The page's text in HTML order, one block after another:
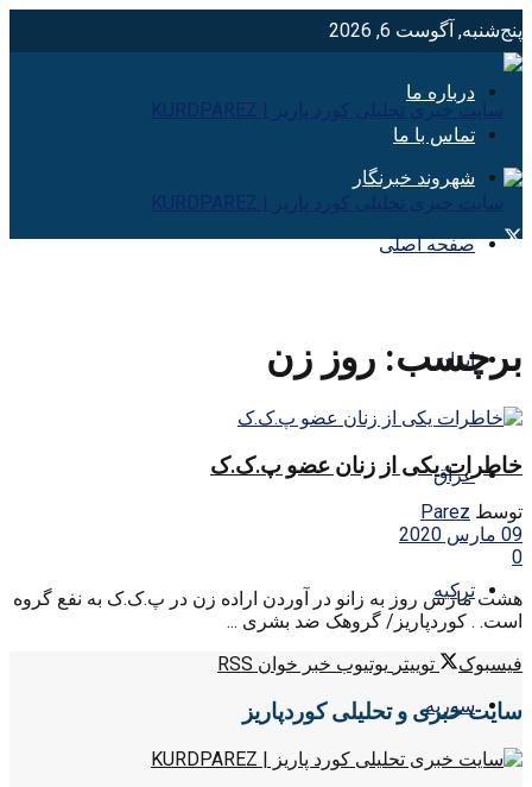
پنج‌شنبه, آگوست 6, 2026
درباره ما
تماس با ما
شهروند خبرنگار
صفحه اصلی
ایران
عراق
ترکیه
سوریه
برچسب: روز زن
خاطرات یکی از زنان عضو پ.ک.ک
توسط Parez
09 مارس 2020
0
هشت مارس روز به زانو در آوردن اراده زن در پ.ک.ک به نفع گروه
است. . کوردپاریز/ گروهک ضد بشری ...
فیسبوک
توییتر یوتیوب خبر خوان RSS
سایت خبری و تحلیلی کوردپاریز